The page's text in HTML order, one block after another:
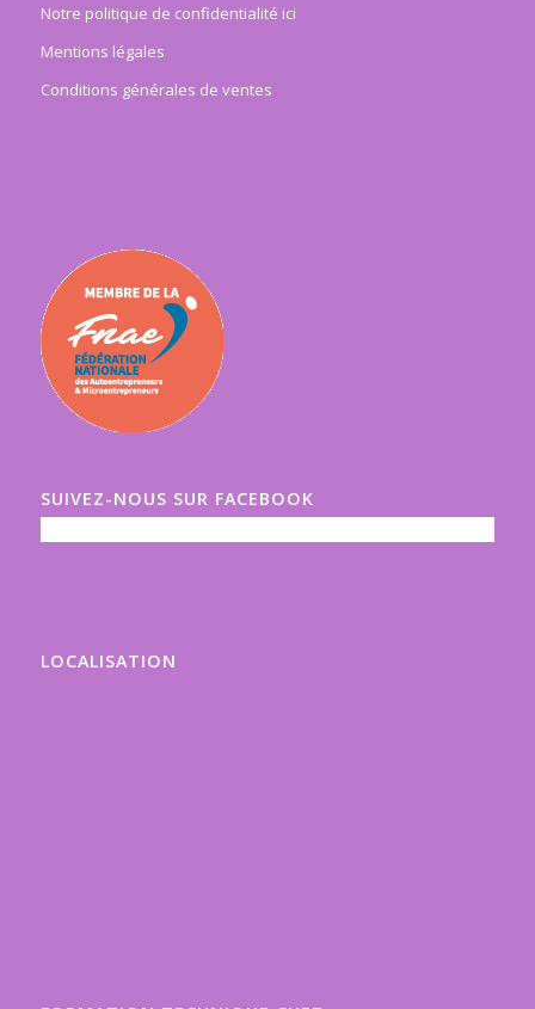
Notre politique de confidentialité ici
Mentions légales
Conditions générales de ventes
SUIVEZ-NOUS SUR FACEBOOK
LOCALISATION